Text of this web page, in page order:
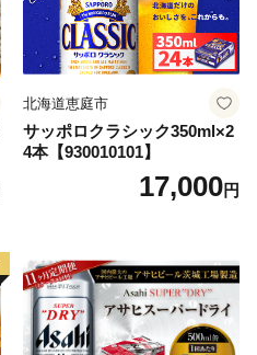
北海道恵庭市
サッポロクラシック350ml×2
4本【930010101】
17,000円